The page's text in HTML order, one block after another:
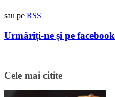
sau pe RSS
Urmăriți-ne și pe facebook
Cele mai citite